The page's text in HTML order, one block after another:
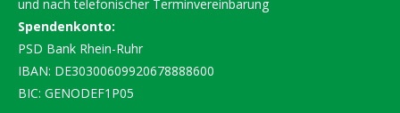
und nach telefonischer Terminvereinbarung
Spendenkonto:
PSD Bank Rhein-Ruhr
IBAN: DE30300609920678888600
BIC: GENODEF1P05